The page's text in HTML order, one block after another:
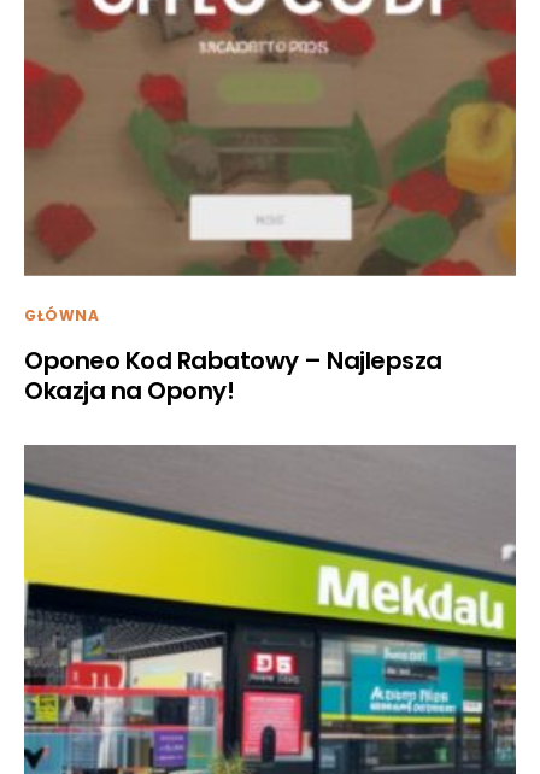
GŁÓWNA
Oponeo Kod Rabatowy – Najlepsza
Okazja na Opony!